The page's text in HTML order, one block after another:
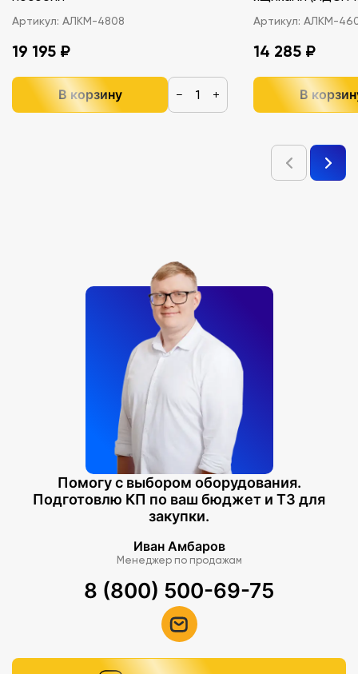
Артикул: АЛКМ-4808
19 195 ₽
В корзину − +
Артикул: АЛКМ-
14 285 ₽
В
Помогу с выбором оборудования.
Подготовлю КП по ваш бюджет и ТЗ для
закупки.
Иван Амбаров
Менеджер по продажам
8 (800) 500-69-75